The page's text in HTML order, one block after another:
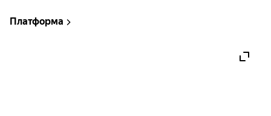
Платформа